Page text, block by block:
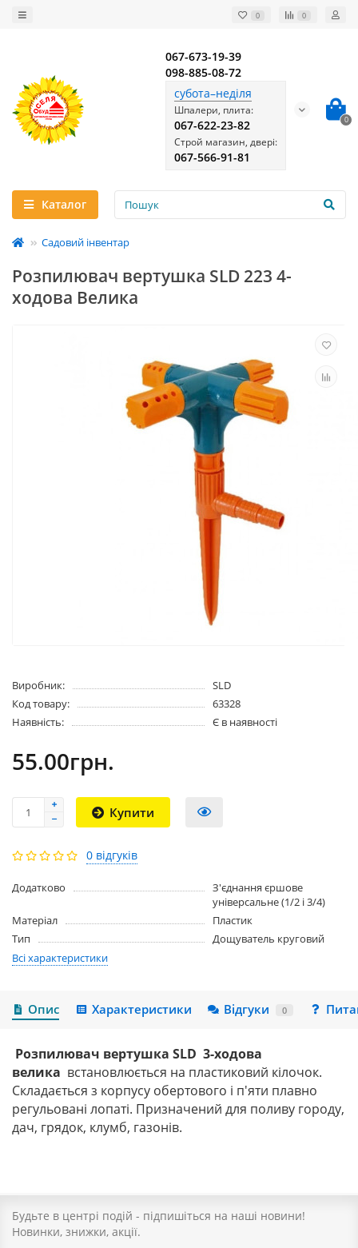
0 0
067-673-19-39
098-885-08-72
субота–неділя
Шпалери, плита:
067-622-23-82
Строй магазин, двері:
067-566-91-81
0
Каталог
Садовий інвентар
Розпилювач вертушка SLD 223 4-
ходова Велика
Виробник:
SLD
Код товару:
63328
Наявність:
Є в наявності
55.00грн.
Купити
0 відгуків
Додатково
З'єднання єршове
універсальне (1/2 і 3/4)
Матеріал
Пластик
Тип
Дощуватель круговий
Всі характеристики
Опис Характеристики Відгуки 0
Розпилювач вертушка SLD 3-ходова
велика встановлюється на пластиковий кілочок.
Складається з корпусу обертового і п'яти плавно
регульовані лопаті. Призначений для поливу городу,
дач, грядок, клумб, газонів.
Будьте в центрі подій - підпишіться на наші новини!
Новинки, знижки, акції.